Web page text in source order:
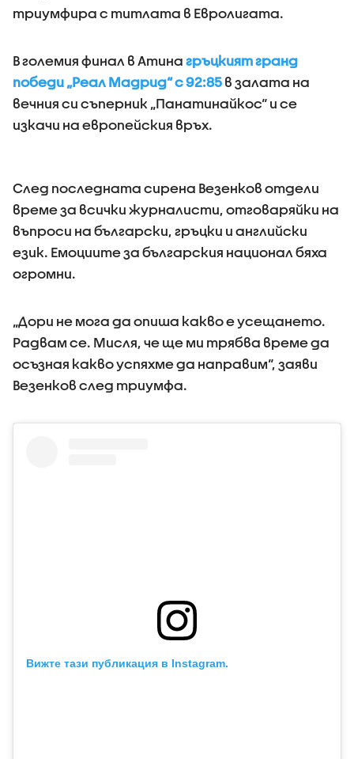
триумфира с титлата в Евролигата.
В големия финал в Атина гръцкият гранд
победи „Реал Мадрид“ с 92:85 в залата на
вечния си съперник „Панатинайкос“ и се
изкачи на европейския връх.
След последната сирена Везенков отдели
време за всички журналисти, отговаряйки на
въпроси на български, гръцки и английски
език. Емоциите за българския национал бяха
огромни.
„Дори не мога да опиша какво е усещането.
Радвам се. Мисля, че ще ми трябва време да
осъзная какво успяхме да направим“, заяви
Везенков след триумфа.
Вижте тази публикация в Instagram.